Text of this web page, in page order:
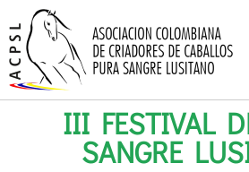
III FESTIVAL
SANGRE